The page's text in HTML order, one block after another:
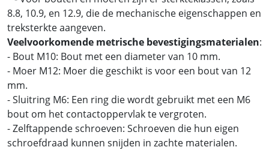
8.8, 10.9, en 12.9, die de mechanische eigenschappen en
treksterkte aangeven.
Veelvoorkomende metrische bevestigingsmaterialen:
- Bout M10: Bout met een diameter van 10 mm.
- Moer M12: Moer die geschikt is voor een bout van 12
mm.
- Sluitring M6: Een ring die wordt gebruikt met een M6
bout om het contactoppervlak te vergroten.
- Zelftappende schroeven: Schroeven die hun eigen
schroefdraad kunnen snijden in zachte materialen.